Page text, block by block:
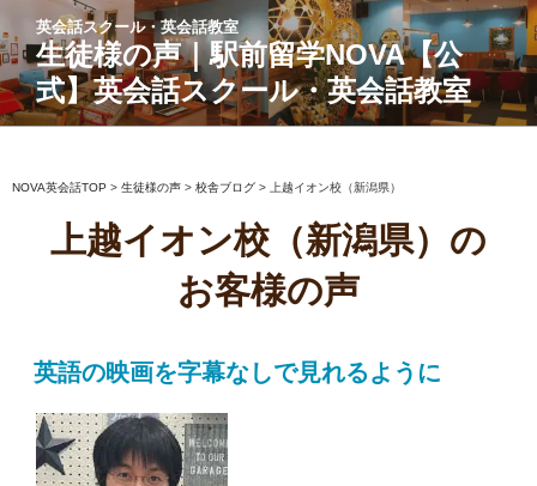
ン
テ
ン
ツ
ス
英会話スクール・英会話教室
生徒様の声｜駅前留学NOVA【公
式】英会話スクール・英会話教室
NOVA英会話TOP > 生徒様の声 > 校舎ブログ > 上越イオン校（新潟県）
上越イオン校（新潟県）の
お客様の声
英語の映画を字幕なしで見れるように